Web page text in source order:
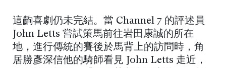
這齣喜劇仍未完結。當 Channel 7 的評述員
John Letts 嘗試策馬前往岩田康誠的所在
地，進行傳統的賽後於馬背上的訪問時，角
居勝彥深信他的騎師看見 John Letts 走近，